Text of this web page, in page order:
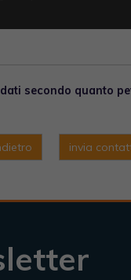
secondo quanto
invia